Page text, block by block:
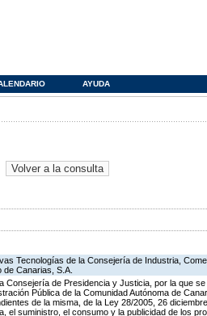
AYUDA
Tecnologías de la Consejería de Industria,
Canarias, S.A.
Consejería de Presidencia y Justicia, por la que
Pública de la Comunidad Autónoma de
de la misma, de la Ley 28/2005, 26
el suministro, el consumo y la publicidad de los